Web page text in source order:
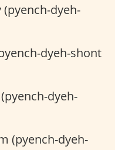
dyeh-
dyeh-shont
dyeh-
(pyench-dyeh-